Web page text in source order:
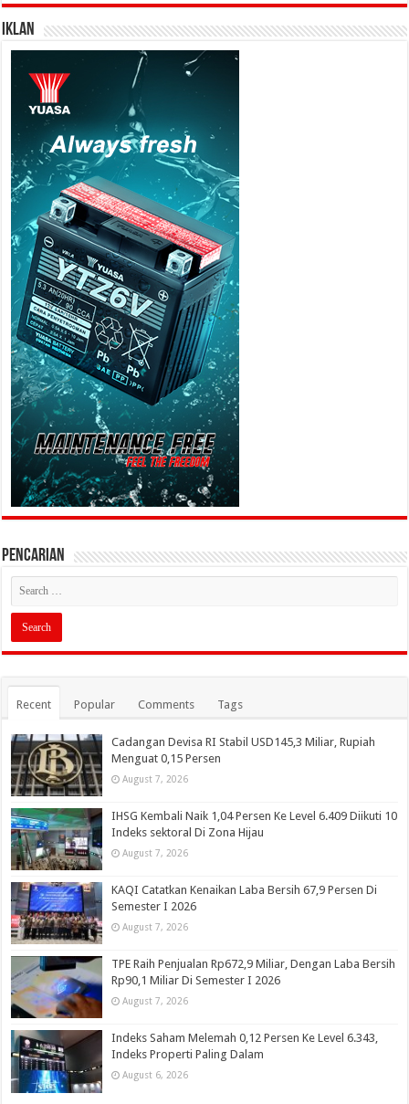
IKLAN
PENCARIAN
Recent Popular Comments Tags
Cadangan Devisa RI Stabil USD145,3 Miliar, Rupiah
Menguat 0,15 Persen
August 7, 2026
IHSG Kembali Naik 1,04 Persen Ke Level 6.409 Diikuti 10
Indeks sektoral Di Zona Hijau
August 7, 2026
KAQI Catatkan Kenaikan Laba Bersih 67,9 Persen Di
Semester I 2026
August 7, 2026
TPE Raih Penjualan Rp672,9 Miliar, Dengan Laba Bersih
Rp90,1 Miliar Di Semester I 2026
August 7, 2026
Indeks Saham Melemah 0,12 Persen Ke Level 6.343,
Indeks Properti Paling Dalam
August 6, 2026